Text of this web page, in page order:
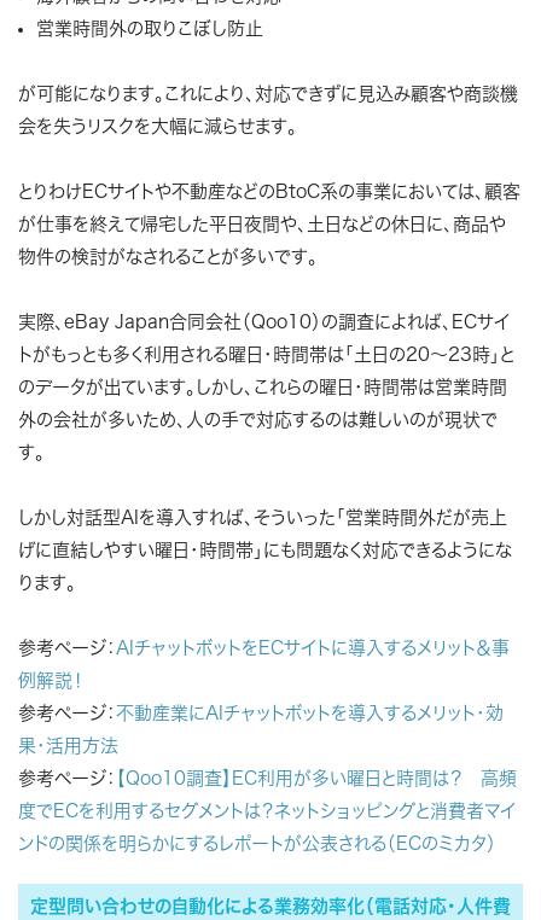
営業時間外の取りこぼし防止
が可能になります。これにより、対応できずに見込み顧客や商談機
会を失うリスクを大幅に減らせます。
とりわけECサイトや不動産などのBtoC系の事業においては、顧客
が仕事を終えて帰宅した平日夜間や、土日などの休日に、商品や
物件の検討がなされることが多いです。
実際、eBay Japan合同会社（Qoo10）の調査によれば、ECサイ
トがもっとも多く利用される曜日・時間帯は「土日の20～23時」と
のデータが出ています。しかし、これらの曜日・時間帯は営業時間
外の会社が多いため、人の手で対応するのは難しいのが現状で
す。
しかし対話型AIを導入すれば、そういった「営業時間外だが売上
げに直結しやすい曜日・時間帯」にも問題なく対応できるようにな
ります。
参考ページ： AIチャットボットをECサイトに導入するメリット＆事
例解説！
参考ページ： 不動産業にAIチャットボットを導入するメリット・効
果・活用方法
参考ページ： 【Qoo10調査】EC利用が多い曜日と時間は？ 高頻
度でECを利用するセグメントは？ネットショッピングと消費者マイ
ンドの関係を明らかにするレポートが公表される（ECのミカタ）
定型問い合わせの自動化による業務効率化（電話対応・人件費